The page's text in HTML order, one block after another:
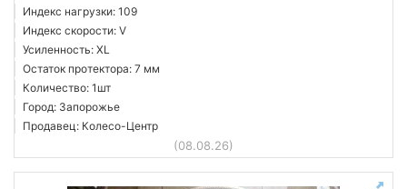
Индекс нагрузки: 109
Индекс скорости: V
Усиленность: XL
Остаток протектора: 7 мм
Количество: 1шт
Город: Запорожье
Продавец: Колесо-Центр
(08.08.26)